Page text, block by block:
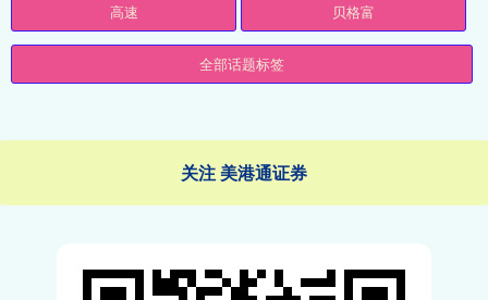
高速 贝格富
全部话题标签
关注 美港通证券